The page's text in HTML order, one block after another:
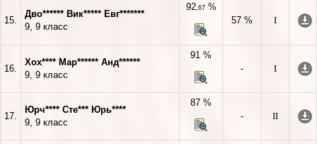
15.
Дво****** Вик***** Евг*******
9, 9 класс
92,67%
57 %
I
16.
Хох**** Мар****** Анд******
9, 9 класс
91 %
-
I
17.
Юрч**** Сте*** Юрь****
9, 9 класс
87 %
-
II